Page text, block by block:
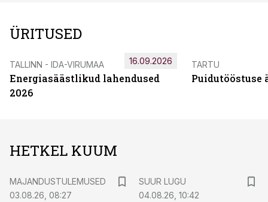
ÜRITUSED
TALLINN - IDA-VIRUMAA
Energiasäästlikud lahendused
2026
16.09.2026 TARTU
Puidutööstuse
HETKEL KUUM
MAJANDUSTULEMUSED
03.08.26, 08:27
SUUR LUGU
04.08.26, 10:42